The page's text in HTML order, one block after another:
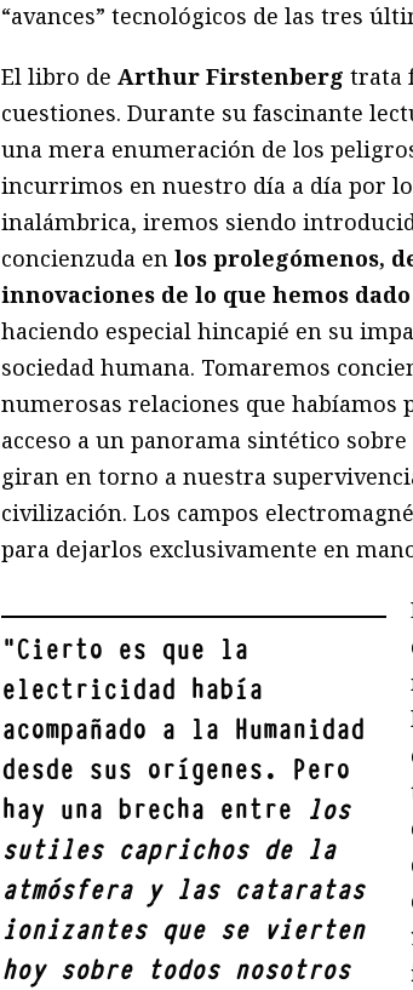
“avances” tecnológicos de las tres
El libro de Arthur Firstenberg trata
cuestiones. Durante su fascinante
una mera enumeración de los
incurrimos en nuestro día a día por
inalámbrica, iremos siendo
concienzuda en los prolegómenos,
innovaciones de lo que hemos
haciendo especial hincapié en su
sociedad humana. Tomaremos
numerosas relaciones que habíamos
acceso a un panorama sintético
giran en torno a nuestra
civilización. Los campos
para dejarlos exclusivamente en
"Cierto es que la
electricidad había
acompañado a la Humanidad
desde sus orígenes. Pero
hay una brecha entre los
sutiles caprichos de la
atmósfera y las cataratas
ionizantes que se vierten
hoy sobre todos nosotros